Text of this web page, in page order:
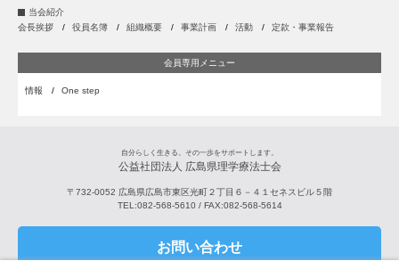
当会紹介
会長挨拶
役員名簿 組織概要 事業計画 活動 定款・事業報告
会員専用メニュー
情報 One step
自分らしく生きる。その一歩をサポートします。
公益社団法人 広島県理学療法士会
〒732-0052 広島県広島市東区光町２丁目６－４１セネスビル５階
TEL:082-568-5610/ FAX:082-568-5614
お問い合わせ